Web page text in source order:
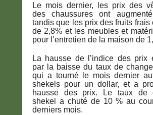
Le mois dernier, les prix des
des chaussures ont
tandis que les prix des fruits frais
de 2,8% et les meubles et
pour l’entretien de la maison de
La hausse de l’indice des prix
par la baisse du taux de
qui a tourné le mois dernier
shekels pour un dollar, et a
hausse des prix. Le taux de
shekel a chuté de 10 % au
derniers mois.